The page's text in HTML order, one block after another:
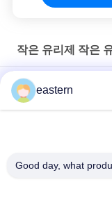
작은 유리제 작은
Clear amber 2ml 3ml
선명한 갈색 10ml 유
스테로이드 주입 기
eastern
Good day, what